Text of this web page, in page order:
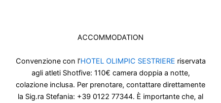
ACCOMMODATION
Convenzione con l’HOTEL OLIMPIC SESTRIERE riservata
agli atleti Shotfive: 110€ camera doppia a notte,
colazione inclusa. Per prenotare, contattare direttamente
la Sig.ra Stefania: +39 0122 77344. È importante che, al